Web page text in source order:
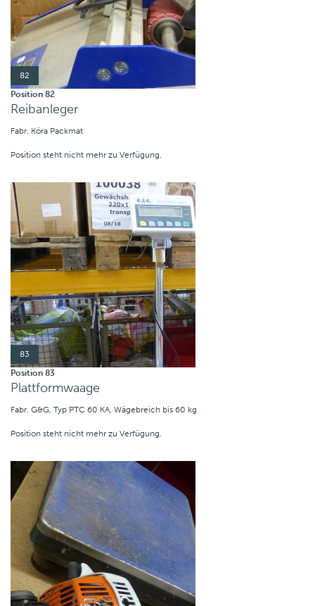
82
Position 82
Reibanleger
Fabr. Köra Packmat
Position steht nicht mehr zu Verfügung.
83
Position 83
Plattformwaage
Fabr. G&G, Typ PTC 60 KA, Wägebreich bis 60 kg
Position steht nicht mehr zu Verfügung.